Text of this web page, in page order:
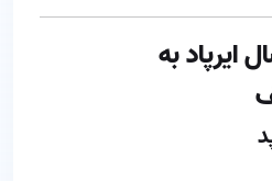
ایرپاد به